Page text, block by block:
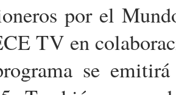
por el
TV en
se